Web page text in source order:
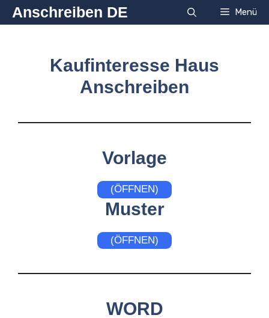
Zum
Inhalt
Anschreiben DE Menü
Kaufinteresse Haus
Anschreiben
Vorlage
(ÖFFNEN)
Muster
(ÖFFNEN)
WORD